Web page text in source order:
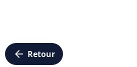
arrow_left Retour